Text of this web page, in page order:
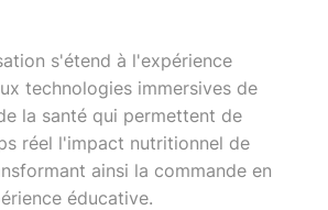
s'étend à l'expérience
technologies immersives de
la santé qui permettent de
réel l'impact nutritionnel de
ainsi la commande en
éducative.